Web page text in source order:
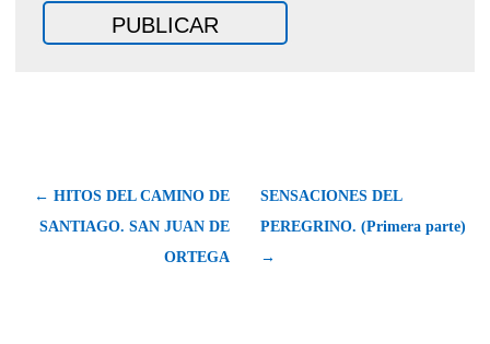
← HITOS DEL CAMINO DE
SANTIAGO. SAN JUAN DE
ORTEGA
SENSACIONES DEL
PEREGRINO. (Primera parte)
→